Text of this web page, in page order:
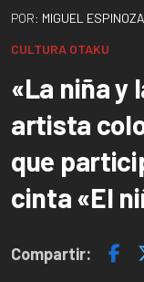
POR: MIGUEL ESPINOZA
CULTURA OTAKU
«La niña y
artista
que
cinta «El
Compartir: